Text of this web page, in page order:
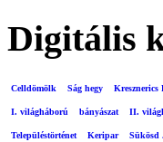
Digitális
Celldömölk Ság hegy Kresznerics
I. világháború bányászat II.
Településtörténet Keripar Sükösd